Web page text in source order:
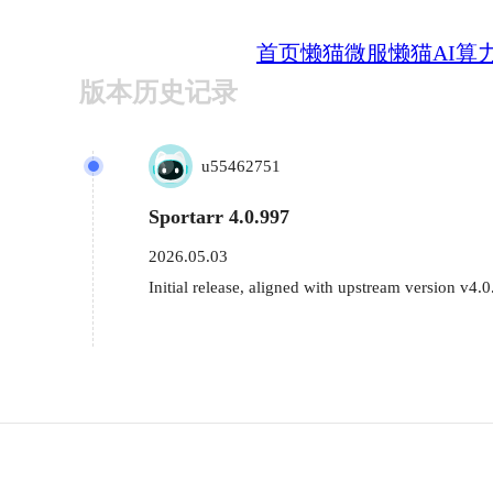
首页懒猫微服懒猫AI算
版本历史记录
u55462751
Sportarr 4.0.997
2026.05.03
Initial release, aligned with upstream version